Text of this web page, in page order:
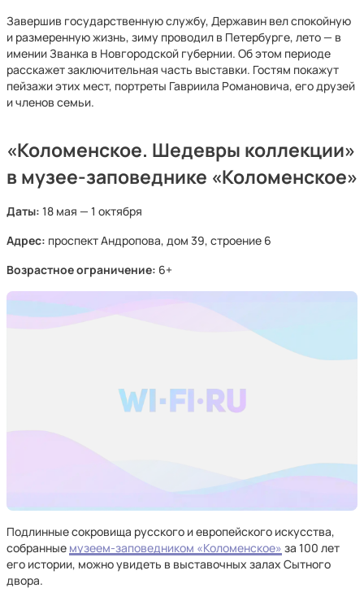
Завершив государственную службу, Державин вел спокойную
и размеренную жизнь, зиму проводил в Петербурге, лето — в
имении Званка в Новгородской губернии. Об этом периоде
расскажет заключительная часть выставки. Гостям покажут
пейзажи этих мест, портреты Гавриила Романовича, его друзей
и членов семьи.
«Коломенское. Шедевры коллекции»
в музее-заповеднике «Коломенское»
Даты: 18 мая — 1 октября
Адрес: проспект Андропова, дом 39, строение 6
Возрастное ограничение: 6+
Подлинные сокровища русского и европейского искусства,
собранные музеем-заповедником «Коломенское» за 100 лет
его истории, можно увидеть в выставочных залах Сытного
двора.